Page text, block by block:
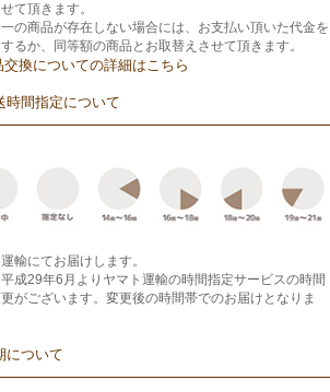
て頂きます。
の商品が存在しない場合には、お支払い頂いた代金を
るか、同等額の商品とお取替えさせて頂きます。
換についての詳細はこちら
時間指定について
輸にてお届けします。
平成29年6月よりヤマト運輸の時間指定サービスの時間
がございます。変更後の時間帯でのお届けとなりま
について